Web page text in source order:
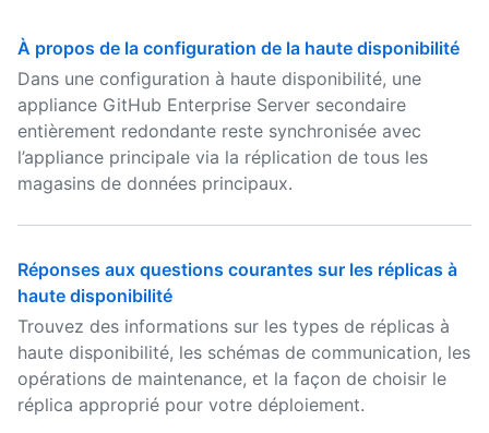
À propos de la configuration de la haute disponibilité
Dans une configuration à haute disponibilité, une
appliance GitHub Enterprise Server secondaire
entièrement redondante reste synchronisée avec
l’appliance principale via la réplication de tous les
magasins de données principaux.
Réponses aux questions courantes sur les réplicas à
haute disponibilité
Trouvez des informations sur les types de réplicas à
haute disponibilité, les schémas de communication, les
opérations de maintenance, et la façon de choisir le
réplica approprié pour votre déploiement.